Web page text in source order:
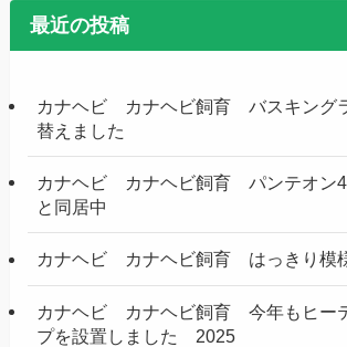
最近の投稿
カナヘビ カナヘビ飼育 バスキング
替えました
カナヘビ カナヘビ飼育 パンテオン
と同居中
カナヘビ カナヘビ飼育 はっきり模
カナヘビ カナヘビ飼育 今年もヒー
プを設置しました 2025